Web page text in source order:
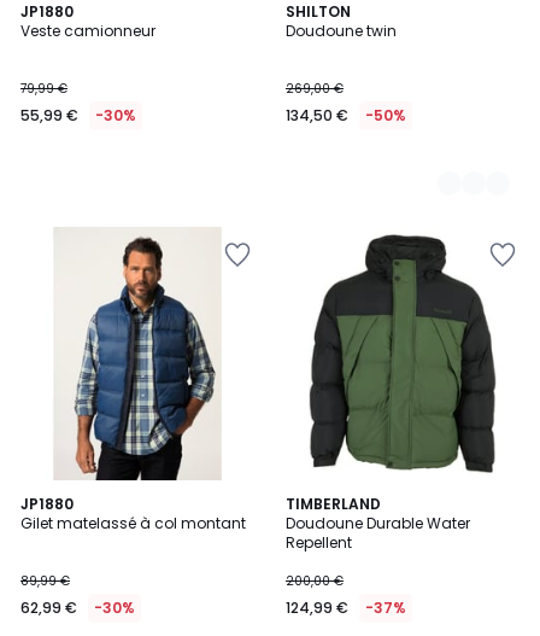
JP1880
Veste camionneur
79,99 €
55,99 € -30%
SHILTON
Doudoune twin
269,00 €
134,50 € -50%
2
Couleurs
JP1880
Gilet matelassé à col montant
89,99 €
62,99 € -30%
TIMBERLAND
Doudoune Durable Water
Repellent
200,00 €
124,99 € -37%